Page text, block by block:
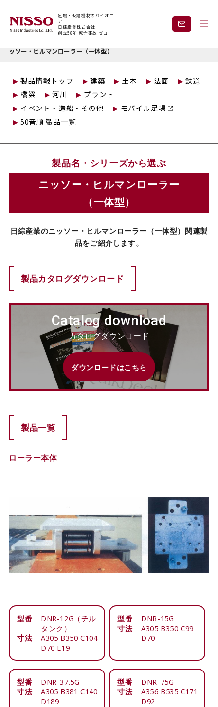
足場・仮設機材のパイオニ
ア
日綜産業株式会社
創立58年 死亡事故 ゼロ
企業情報 製品情報
現場紹介 課題から探す
レンタル 採用情報
見積依頼・お問い合わせ
カタログダウンロード
ッソー・ヒルマンローラー（一体型）
製品情報トップ 建築 土木 法面
鉄道
橋梁
河川
プラント
イベント・造船・その他
モバイル足場
50音順 製品一覧
製品名・シリーズから選ぶ
ニッソー・ヒルマンローラー
（一体型）
日綜産業のニッソー・ヒルマンローラー（一体型）関連製
品をご紹介します。
製品カタログダウンロード
Catalog download
カタログダウンロード
ダウンロードはこちら
製品一覧
ローラー本体
型番
DNR-12G（チル
タンク）
寸法
A305 B350 C104
D70 E19
型番
DNR-15G
寸法
A305 B350 C99
D70
型番
DNR-37.5G
寸法
A305 B381 C140
D189
型番
DNR-75G
寸法
A356 B535 C171
D92